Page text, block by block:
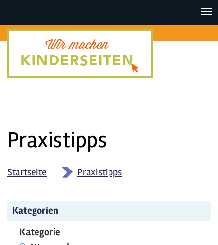
Toggle
Praxistipps
Startseite » Praxistipps
Kategorien
Kategorie